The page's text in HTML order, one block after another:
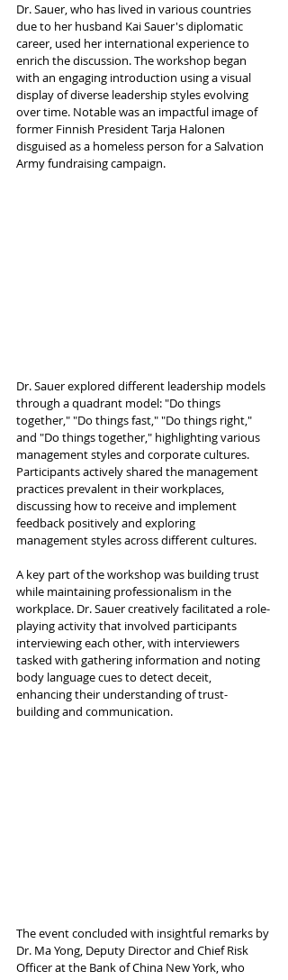
Dr. Sauer, who has lived in various countries
due to her husband Kai Sauer's diplomatic
career, used her international experience to
enrich the discussion. The workshop began
with an engaging introduction using a visual
display of diverse leadership styles evolving
over time. Notable was an impactful image of
former Finnish President Tarja Halonen
disguised as a homeless person for a Salvation
Army fundraising campaign.
Dr. Sauer explored different leadership models
through a quadrant model: "Do things
together," "Do things fast," "Do things right,"
and "Do things together," highlighting various
management styles and corporate cultures.
Participants actively shared the management
practices prevalent in their workplaces,
discussing how to receive and implement
feedback positively and exploring
management styles across different cultures.
A key part of the workshop was building trust
while maintaining professionalism in the
workplace. Dr. Sauer creatively facilitated a role-
playing activity that involved participants
interviewing each other, with interviewers
tasked with gathering information and noting
body language cues to detect deceit,
enhancing their understanding of trust-
building and communication.
The event concluded with insightful remarks by
Dr. Ma Yong, Deputy Director and Chief Risk
Officer at the Bank of China New York, who